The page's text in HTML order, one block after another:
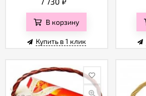
В корзину
Купить в 1 клик